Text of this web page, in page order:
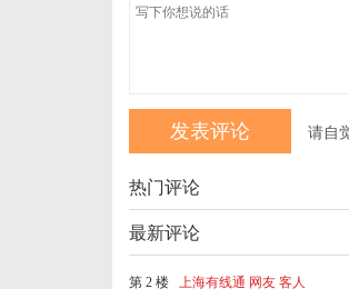
请自
热门评论
最新评论
第 2 楼 上海有线通 网友 客人